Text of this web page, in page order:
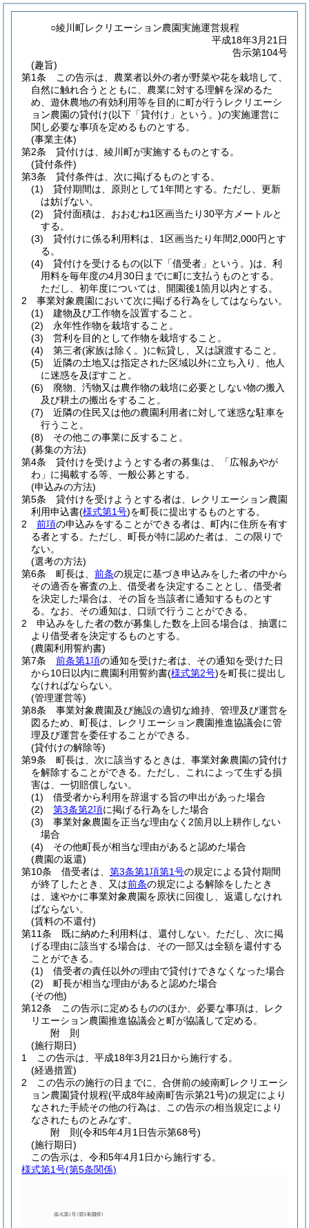
○綾川町レクリエーション農園実施運営規程
平成18年3月21日
告示第104号
(趣旨)
第1条
この告示は、農業者以外の者が野菜や花を栽培して、
自然に触れ合うとともに、農業に対する理解を深めるた
め、遊休農地の有効利用等を目的に町が行うレクリエーシ
ョン農園の貸付け(以下「貸付け」という。)の実施運営に
関し必要な事項を定めるものとする。
(事業主体)
第2条
貸付けは、綾川町が実施するものとする。
(貸付条件)
第3条
貸付条件は、次に掲げるものとする。
(1)
貸付期間は、原則として1年間とする。 ただし、更新
は妨げない。
(2)
貸付面積は、おおむね1区画当たり30平方メートルと
する。
(3)
貸付けに係る利用料は、1区画当たり年間2,000円とす
る。
(4)
貸付けを受けるもの(以下「借受者」という。)は、利
用料を毎年度の4月30日までに町に支払うものとする。
ただし、初年度については、開園後1箇月以内とする。
2
事業対象農園において次に掲げる行為をしてはならない。
(1)
建物及び工作物を設置すること。
(2)
永年性作物を栽培すること。
(3)
営利を目的として作物を栽培すること。
(4)
第三者(家族は除く。)に転貸し、又は譲渡すること。
(5)
近隣の土地又は指定された区域以外に立ち入り、他人
に迷惑を及ぼすこと。
(6)
廃物、汚物又は農作物の栽培に必要としない物の搬入
及び耕土の搬出をすること。
(7)
近隣の住民又は他の農園利用者に対して迷惑な駐車を
行うこと。
(8)
その他この事業に反すること。
(募集の方法)
第4条
貸付けを受けようとする者の募集は、「広報あやが
わ」に掲載する等、一般公募とする。
(申込みの方法)
第5条
貸付けを受けようとする者は、レクリエーション農園
利用申込書(様式第1号)を町長に提出するものとする。
2
前項の申込みをすることができる者は、町内に住所を有す
る者とする。 ただし、町長が特に認めた者は、この限りで
ない。
(選考の方法)
第6条
町長は、 前条の規定に基づき申込みをした者の中から
その適否を審査の上、借受者を決定することとし、借受者
を決定した場合は、その旨を当該者に通知するものとす
る。 なお、その通知は、口頭で行うことができる。
2
申込みをした者の数が募集した数を上回る場合は、抽選に
より借受者を決定するものとする。
(農園利用誓約書)
第7条
前条第1項の通知を受けた者は、その通知を受けた日
から10日以内に農園利用誓約書(様式第2号)を町長に提出し
なければならない。
(管理運営等)
第8条
事業対象農園及び施設の適切な維持、管理及び運営を
図るため、町長は、レクリエーション農園推進協議会に管
理及び運営を委任することができる。
(貸付けの解除等)
第9条
町長は、次に該当するときは、事業対象農園の貸付け
を解除することができる。 ただし、これによって生ずる損
害は、一切賠償しない。
(1)
借受者から利用を辞退する旨の申出があった場合
(2)
第3条第2項に掲げる行為をした場合
(3)
事業対象農園を正当な理由なく2箇月以上耕作しない
場合
(4)
その他町長が相当な理由があると認めた場合
(農園の返還)
第10条
借受者は、 第3条第1項第1号の規定による貸付期間
が終了したとき、又は前条の規定による解除をしたとき
は、速やかに事業対象農園を原状に回復し、返還しなけれ
ばならない。
(賃料の不還付)
第11条
既に納めた利用料は、還付しない。 ただし、次に掲
げる理由に該当する場合は、その一部又は全額を還付する
ことができる。
(1)
借受者の責任以外の理由で貸付けできなくなった場合
(2)
町長が相当な理由があると認めた場合
(その他)
第12条
この告示に定めるもののほか、必要な事項は、レク
リエーション農園推進協議会と町が協議して定める。
附 則
(施行期日)
1
この告示は、平成18年3月21日から施行する。
(経過措置)
2
この告示の施行の日までに、合併前の綾南町レクリエーシ
ョン農園貸付規程(平成8年綾南町告示第21号)の規定により
なされた手続その他の行為は、この告示の相当規定により
なされたものとみなす。
附 則(令和5年4月1日告示第68号)
(施行期日)
この告示は、令和5年4月1日から施行する。
様式第1号(第5条関係)